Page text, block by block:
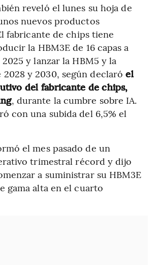
reveló el lunes su hoja de
nuevos productos
fabricante de chips tiene
la HBM3E de 16 capas a
y lanzar la HBM5 y la
2028 y 2030, según declaróel
del fabricante de chips,
, durante la cumbre sobre IA.
con una subida del 6,5% el
el mes pasado de un
trimestral récord y dijo
a suministrar su HBM3E
gama alta en el cuarto